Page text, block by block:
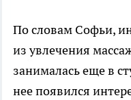
По словам Софьи,
из увлечения
занималась еще в
нее появился